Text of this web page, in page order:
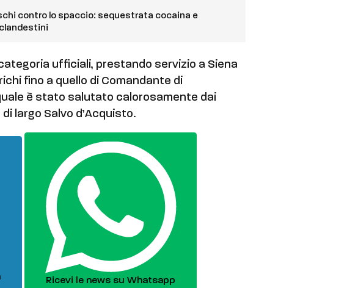
contro lo spaccio: sequestrata cocaina e
ufficiali, prestando servizio a Siena
fino a quello di Comandante di
è stato salutato calorosamente dai
largo Salvo d’Acquisto.
Ricevi le news su Whatsapp